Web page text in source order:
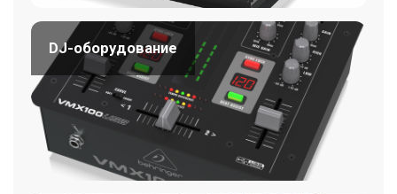
DJ-оборудование